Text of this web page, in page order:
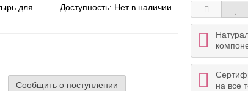
для
Доступность: Нет в наличии
Сообщить о поступлении
на все